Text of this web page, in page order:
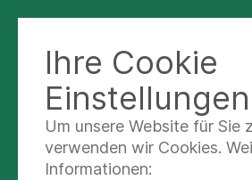
HAMBURG PFLEGEPOOL
Ihre Cookie
Einstellungen
Um unsere Website für Sie
verwenden wir Cookies.
Informationen: